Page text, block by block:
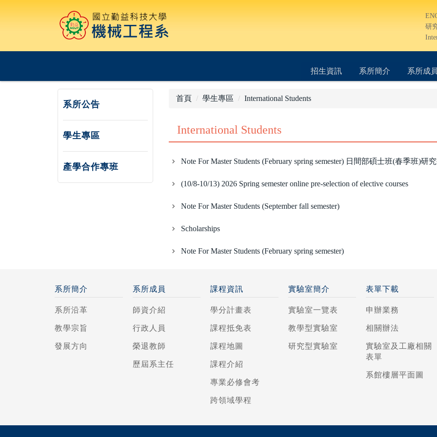
研
招生資訊 系所簡介 系所成
系所公告
學生專區
產學合作專班
首頁 學生專區 International Students
International Students
Note For Master Students (February spring semester) 日間部碩士班(春季班)研
(10/8-10/13) 2026 Spring semester online pre-selection of elective courses
Note For Master Students (September fall semester)
Scholarships
Note For Master Students (February spring semester)
系所簡介
系所沿革
教學宗旨
發展方向
系所成員
師資介紹
行政人員
榮退教師
歷屆系主任
課程資訊
學分計畫表
課程抵免表
課程地圖
課程介紹
專業必修會考
跨領域學程
實驗室簡介
實驗室一覽表
教學型實驗室
研究型實驗室
表單下載
申辦業務
相關辦法
實驗室及工廠相關
表單
系館樓層平面圖